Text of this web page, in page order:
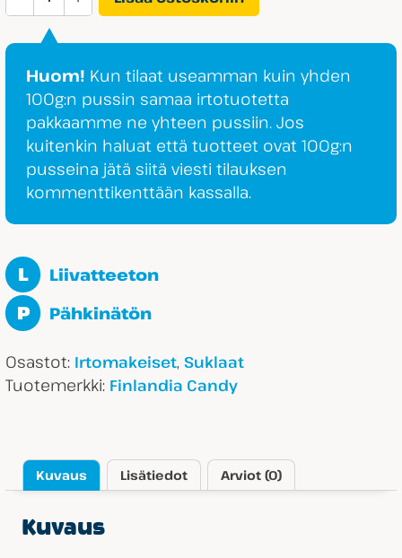
Toffeerae
määrä
Huom! Kun tilaat useamman kuin yhden
100g:n pussin samaa irtotuotetta
pakkaamme ne yhteen pussiin. Jos
kuitenkin haluat että tuotteet ovat 100g:n
pusseina jätä siitä viesti tilauksen
kommenttikenttään kassalla.
L Liivatteeton
P Pähkinätön
Osastot: Irtomakeiset, Suklaat
Tuotemerkki: Finlandia Candy
Kuvaus Lisätiedot Arviot (0)
Kuvaus